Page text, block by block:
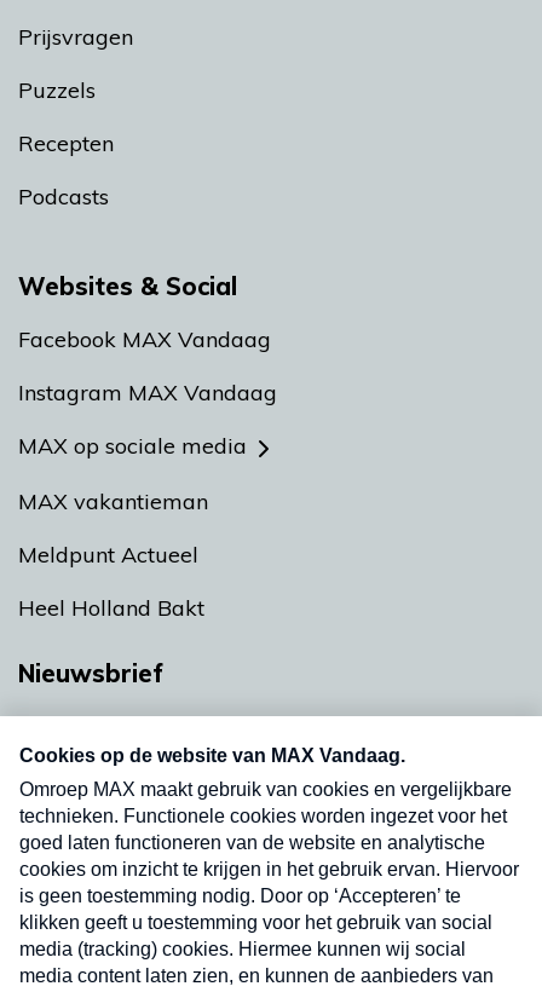
Prijsvragen
Puzzels
Recepten
Podcasts
Websites & Social
Facebook MAX Vandaag
Instagram MAX Vandaag
MAX op sociale media
MAX vakantieman
Meldpunt Actueel
Heel Holland Bakt
Nieuwsbrief
Neem hier een gratis abonnement op onze
nieuwsbrief. Elke vrijdag- en dinsdagochtend in
uw mailbox.
Verzend